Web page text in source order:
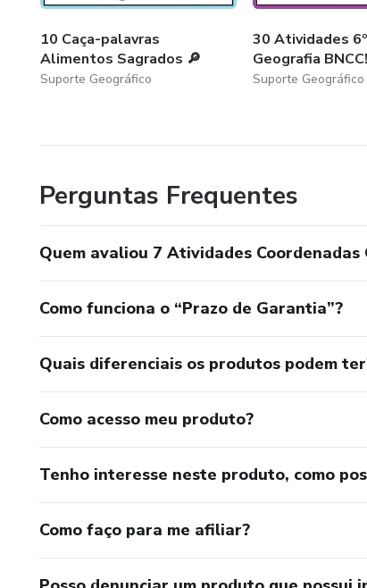
10 Caça-palavras
Alimentos Sagrados 🔎
Suporte Geográfico
30 Atividades
Geografia BNCC!
Suporte Geográfico
Perguntas Frequentes
Quem avaliou 7 Atividades
Como funciona o “Prazo de Garantia”?
Quais diferenciais os produtos podem
Como acesso meu produto?
Tenho interesse neste produto, como
Como faço para me afiliar?